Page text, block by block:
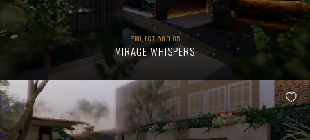
PROJECT 500.05
MIRAGE WHISPERS
ALLE
COOKIES
ACCEPTEREN